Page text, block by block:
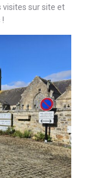
visites sur site et